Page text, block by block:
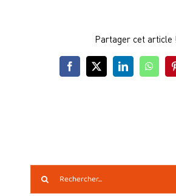
Partager cet article !
Facebook
X LinkedIn
Rechercher: